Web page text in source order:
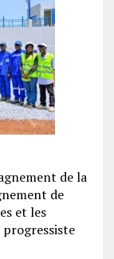
de la
de
et les
progressiste